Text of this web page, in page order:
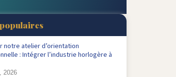
notre atelier d’orientation
: Intégrer l’industrie horlogère à
2026